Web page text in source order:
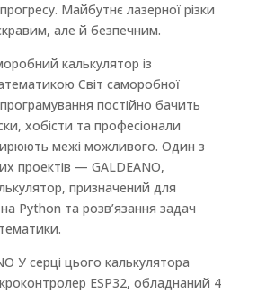
Майбутнє лазерної різки
але й безпечним.
калькулятор із
Світ саморобної
постійно бачить
хобісти та професіонали
межі можливого. Один з
проектів — GALDEANO,
призначений для
Python та розв’язання задач
У серці цього калькулятора
ESP32, обладнаний 4